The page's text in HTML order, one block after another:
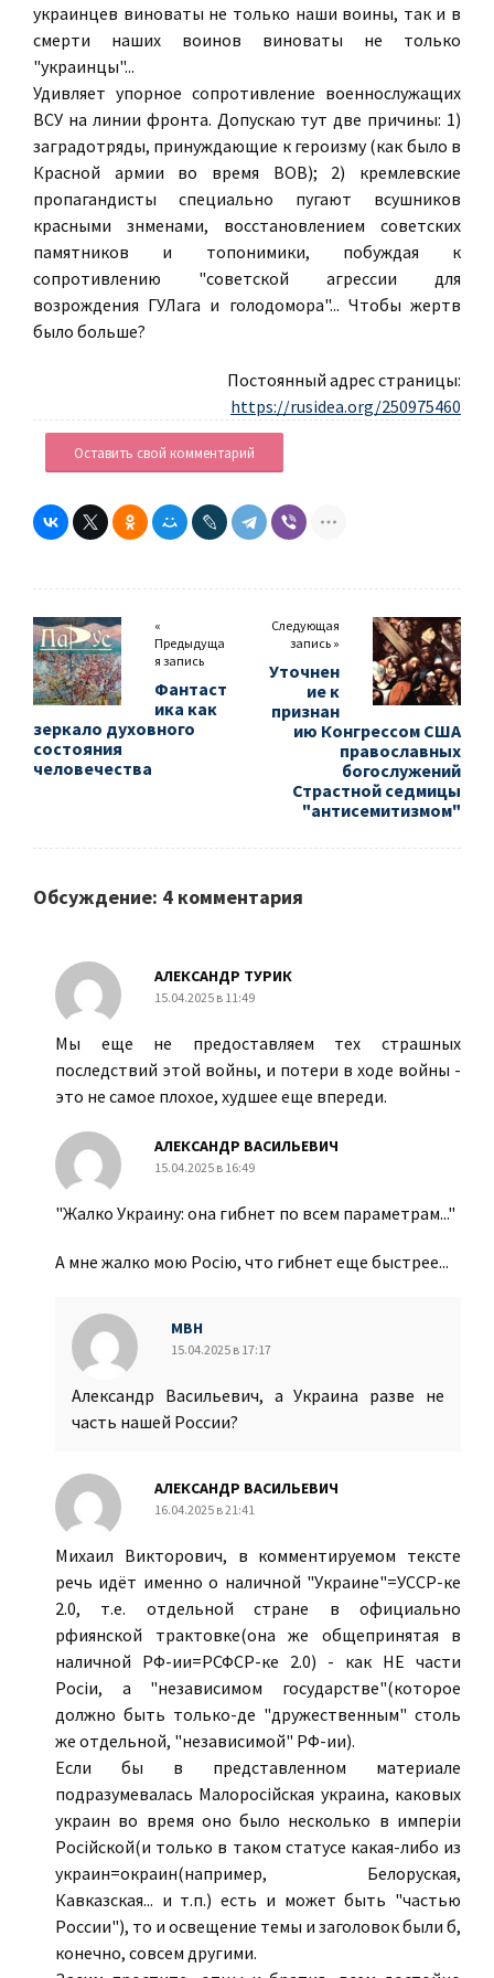
украинцев виноваты не только наши воины, так и в
смерти наших воинов виноваты не только
"украинцы"...
Удивляет упорное сопротивление военнослужащих
ВСУ на линии фронта. Допускаю тут две причины: 1)
заградотряды, принуждающие к героизму (как было в
Красной армии во время ВОВ); 2) кремлевские
пропагандисты специально пугают всушников
красными знменами, восстановлением советских
памятников и топонимики, побуждая к
сопротивлению "советской агрессии для
возрождения ГУЛага и голодомора"... Чтобы жертв
было больше?
Постоянный адрес страницы:
https://rusidea.org/250975460
Оставить свой комментарий
«
Предыдуща
я запись
Фантаст
ика как
зеркало духовного
состояния
человечества
Следующая
запись »
Уточнен
ие к
признан
ию Конгрессом США
православных
богослужений
Страстной седмицы
"антисемитизмом"
Обсуждение: 4 комментария
АЛЕКСАНДР ТУРИК
15.04.2025 в 11:49
Мы еще не предоставляем тех страшных
последствий этой войны, и потери в ходе войны -
это не самое плохое, худшее еще впереди.
АЛЕКСАНДР ВАСИЛЬЕВИЧ
15.04.2025 в 16:49
"Жалко Украину: она гибнет по всем параметрам..."
А мне жалко мою Росiю, что гибнет еще быстрее...
МВН
15.04.2025 в 17:17
Александр Васильевич, а Украина разве не
часть нашей России?
АЛЕКСАНДР ВАСИЛЬЕВИЧ
16.04.2025 в 21:41
Михаил Викторович, в комментируемом тексте
речь идёт именно о наличной "Украине"=УССР-ке
2.0, т.е. отдельной стране в официально
рфиянской трактовке(она же общепринятая в
наличной РФ-ии=РСФСР-ке 2.0) - как НЕ части
Росiи, а "независимом государстве"(которое
должно быть только-де "дружественным" столь
же отдельной, "независимой" РФ-ии).
Если бы в представленном материале
подразумевалась Малоросiйская украина, каковых
украин во время оно было несколько в имперiи
Росiйской(и только в таком статусе какая-либо из
украин=окраин(например, Белоруская,
Кавказская... и т.п.) есть и может быть "частью
России"), то и освещение темы и заголовок были б,
конечно, совсем другими.